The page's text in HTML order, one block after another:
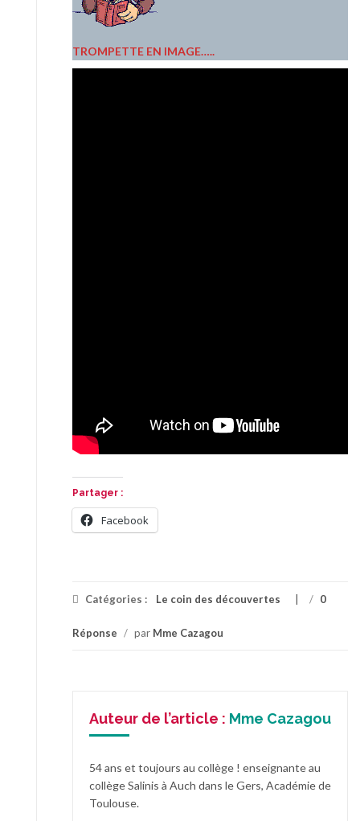
TROMPETTE EN IMAGE…..
Partager :
Facebook
Catégories : Le coin des découvertes / 0
Réponse / par Mme Cazagou
Auteur de l’article : Mme Cazagou
54 ans et toujours au collège ! enseignante au
collège Salinis à Auch dans le Gers, Académie de
Toulouse.